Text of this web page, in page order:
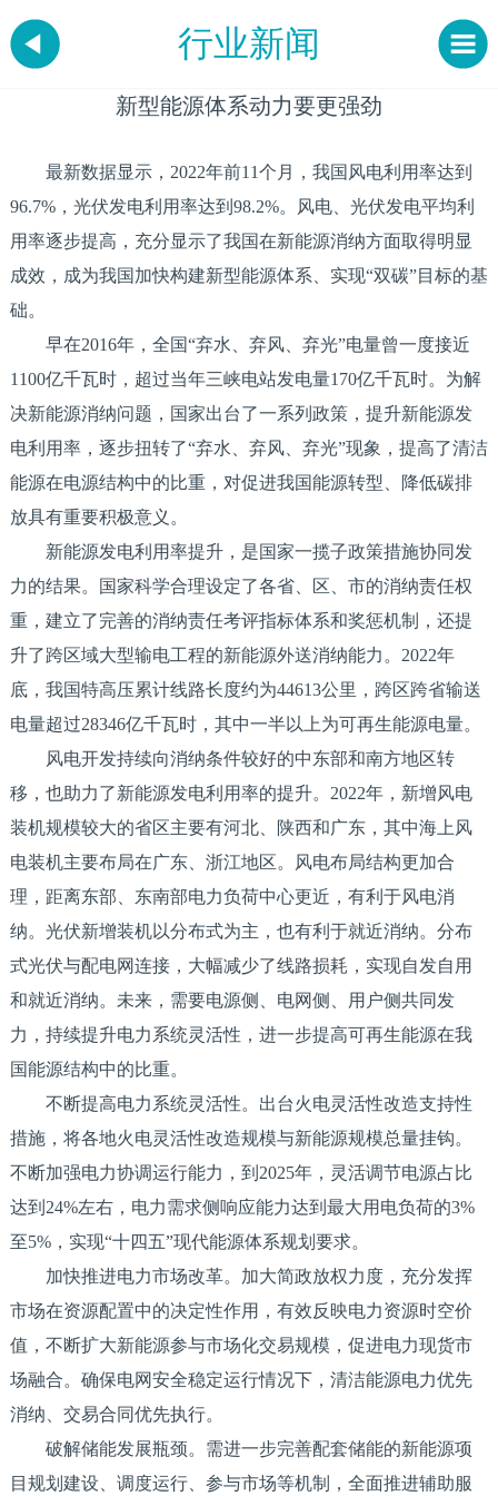
行业新闻
新型能源体系动力要更强劲
最新数据显示，2022年前11个月，我国风电利用率达到
96.7%，光伏发电利用率达到98.2%。风电、光伏发电平均利
用率逐步提高，充分显示了我国在新能源消纳方面取得明显
成效，成为我国加快构建新型能源体系、实现“双碳”目标的基
础。
早在2016年，全国“弃水、弃风、弃光”电量曾一度接近
1100亿千瓦时，超过当年三峡电站发电量170亿千瓦时。为解
决新能源消纳问题，国家出台了一系列政策，提升新能源发
电利用率，逐步扭转了“弃水、弃风、弃光”现象，提高了清洁
能源在电源结构中的比重，对促进我国能源转型、降低碳排
放具有重要积极意义。
新能源发电利用率提升，是国家一揽子政策措施协同发
力的结果。国家科学合理设定了各省、区、市的消纳责任权
重，建立了完善的消纳责任考评指标体系和奖惩机制，还提
升了跨区域大型输电工程的新能源外送消纳能力。2022年
底，我国特高压累计线路长度约为44613公里，跨区跨省输送
电量超过28346亿千瓦时，其中一半以上为可再生能源电量。
风电开发持续向消纳条件较好的中东部和南方地区转
移，也助力了新能源发电利用率的提升。2022年，新增风电
装机规模较大的省区主要有河北、陕西和广东，其中海上风
电装机主要布局在广东、浙江地区。风电布局结构更加合
理，距离东部、东南部电力负荷中心更近，有利于风电消
纳。光伏新增装机以分布式为主，也有利于就近消纳。分布
式光伏与配电网连接，大幅减少了线路损耗，实现自发自用
和就近消纳。未来，需要电源侧、电网侧、用户侧共同发
力，持续提升电力系统灵活性，进一步提高可再生能源在我
国能源结构中的比重。
不断提高电力系统灵活性。出台火电灵活性改造支持性
措施，将各地火电灵活性改造规模与新能源规模总量挂钩。
不断加强电力协调运行能力，到2025年，灵活调节电源占比
达到24%左右，电力需求侧响应能力达到最大用电负荷的3%
至5%，实现“十四五”现代能源体系规划要求。
加快推进电力市场改革。加大简政放权力度，充分发挥
市场在资源配置中的决定性作用，有效反映电力资源时空价
值，不断扩大新能源参与市场化交易规模，促进电力现货市
场融合。确保电网安全稳定运行情况下，清洁能源电力优先
消纳、交易合同优先执行。
破解储能发展瓶颈。需进一步完善配套储能的新能源项
目规划建设、调度运行、参与市场等机制，全面推进辅助服